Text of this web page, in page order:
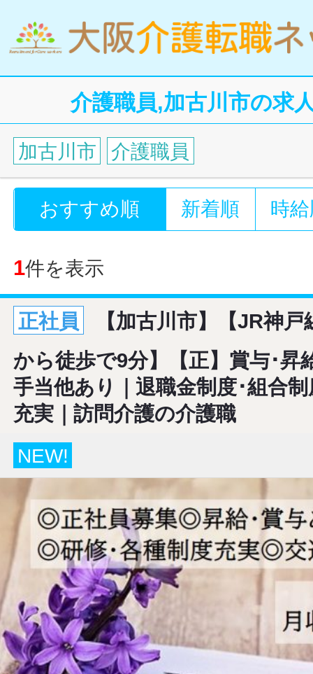
介護職員,加古川市の求
加古川市 介護職員
おすすめ順 新着順 時
1件を表示
正社員
【加古川市】【JR神
から徒歩で9分】【正】賞与･昇
手当他あり｜退職金制度･組合
充実｜訪問介護の介護職
NEW!